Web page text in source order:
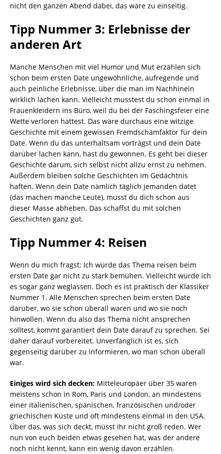
nicht den ganzen Abend dabei, das wäre zu einseitig.
Tipp Nummer 3: Erlebnisse der
anderen Art
Manche Menschen mit viel Humor und Mut erzählen sich
schon beim ersten Date ungewöhnliche, aufregende und
auch peinliche Erlebnisse, über die man im Nachhinein
wirklich lachen kann. Vielleicht musstest du schon einmal in
Frauenkleidern ins Büro, weil du bei der Faschingsfeier eine
Wette verloren hattest. Das wäre durchaus eine witzige
Geschichte mit einem gewissen Fremdschämfaktor für dein
Date. Wenn du das unterhaltsam vorträgst und dein Date
darüber lachen kann, hast du gewonnen. Es geht bei dieser
Geschichte darum, sich selbst nicht allzu ernst zu nehmen.
Außerdem bleiben solche Geschichten im Gedächtnis
haften. Wenn dein Date nämlich täglich jemanden datet
(das machen manche Leute), musst du dich schon aus
dieser Masse abheben. Das schaffst du mit solchen
Geschichten ganz gut.
Tipp Nummer 4: Reisen
Wenn du mich fragst: Ich würde das Thema reisen beim
ersten Date gar nicht zu stark bemühen. Vielleicht würde ich
es sogar ganz weglassen. Doch es ist praktisch der Klassiker
Nummer 1. Alle Menschen sprechen beim ersten Date
darüber, wo sie schon überall waren und wo sie noch
hinwollen. Wenn du also das Thema nicht ansprechen
solltest, kommt garantiert dein Date darauf zu sprechen. Sei
daher darauf vorbereitet. Unverfänglich ist es, sich
gegenseitig darüber zu informieren, wo man schon überall
war.
Einiges wird sich decken: Mitteleuropäer über 35 waren
meistens schon in Rom, Paris und London, an mindestens
einer italienischen, spanischen, französischen und/oder
griechischen Küste und oft mindestens einmal in den USA.
Über das, was sich deckt, müsst ihr nicht groß reden. Wer
nun von euch beiden etwas gesehen hat, was der andere
noch nicht kennt, kann ein wenig davon erzählen.